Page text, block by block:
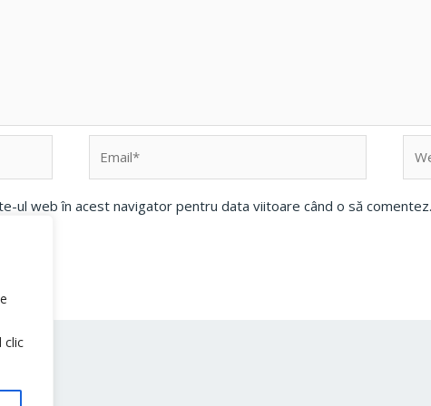
clic
ul web în acest navigator pentru data viitoare când o să comentez.